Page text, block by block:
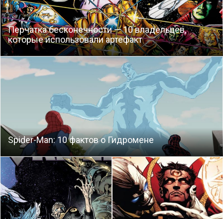
Перчатка бесконечности — 10 владельцев,
которые использовали артефакт
Spider-Man: 10 фактов о Гидромене